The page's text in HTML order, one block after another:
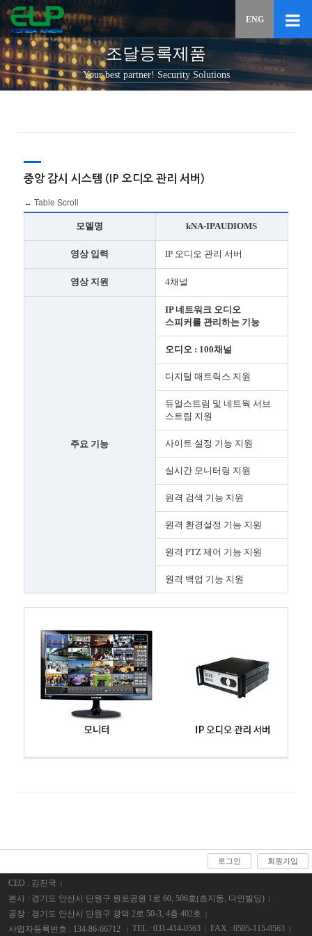
이메
답변
등록
시
답변이
ENG
조달등록제품
Your best partner! Security Solutions
중앙 감시 시스템 (IP 오디오 관리 서버)
모델명 kNA-IPAUDIOMS
영상 입력 IP 오디오 관리 서버
영상 지원 4채널
주요 기능
IP 네트워크 오디오
스피커를 관리하는 기능
오디오 : 100채널
디지털 매트릭스 지원
듀얼스트림 및 네트웍 서브
스트림 지원
사이트 설정 기능 지원
실시간 모니터링 지원
원격 검색 기능 지원
원격 환경설정 기능 지원
원격 PTZ 제어 기능 지원
원격 백업 기능 지원
로그인 회원가입
CEO : 김진국
본사 : 경기도 안산시 단원구 원포공원 1로 60, 506호(초지동, 다인빌딩)
공장 : 경기도 안산시 단원구 광덕 2로 50-3, 4층 402호
사업자등록번호 : 134-86-66712
TEL : 031-414-0563 FAX : 0505-115-0563